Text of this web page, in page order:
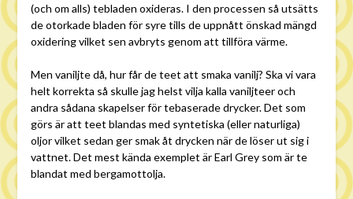
(och om alls) tebladen oxideras. I den processen så utsätts
de otorkade bladen för syre tills de uppnått önskad mängd
oxidering vilket sen avbryts genom att tillföra värme.
Men vaniljte då, hur får de teet att smaka vanilj? Ska vi vara
helt korrekta så skulle jag helst vilja kalla vaniljteer och
andra sådana skapelser för tebaserade drycker. Det som
görs är att teet blandas med syntetiska (eller naturliga)
oljor vilket sedan ger smak åt drycken när de löser ut sig i
vattnet. Det mest kända exemplet är Earl Grey som är te
blandat med bergamottolja.